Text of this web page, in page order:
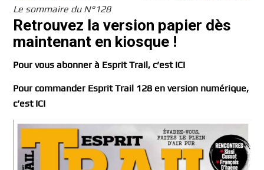
Le sommaire du N°128
Retrouvez la version papier dès
maintenant en kiosque !
Pour vous abonner à Esprit Trail, c’est ICI
Pour commander Esprit Trail 128 en version numérique,
c’est ICI